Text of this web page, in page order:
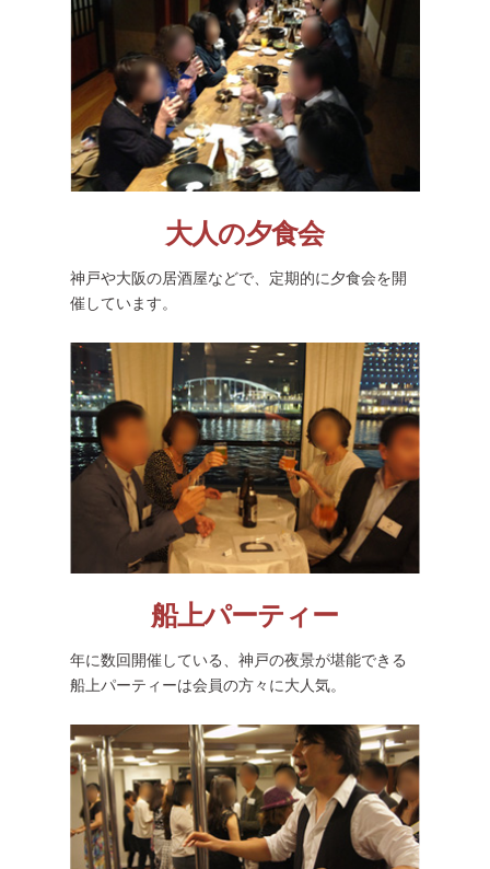
大人の夕食会
神戸や大阪の居酒屋などで、定期的に夕食会を開
催しています。
船上パーティー
年に数回開催している、神戸の夜景が堪能できる
船上パーティーは会員の方々に大人気。